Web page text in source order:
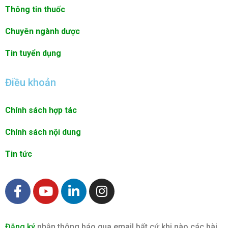
Thông tin thuốc
Chuyên ngành dược
Tin tuyển dụng
Điều khoản
Chính sách hợp tác
Chính sách nội dung
Tin tức
F
a
e
Y
o
t
L
i
k
I
n
t